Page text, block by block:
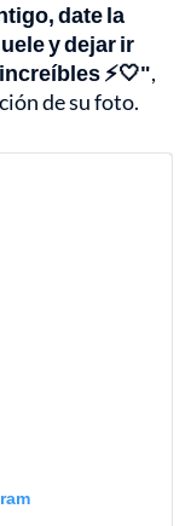
date la
y dejar ir
⚡️🤍",
de su foto.